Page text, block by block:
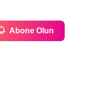
Abone Olun